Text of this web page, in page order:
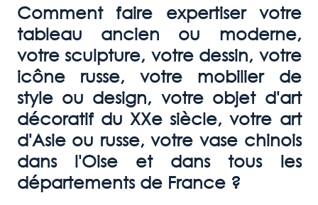
Comment faire expertiser votre
tableau ancien ou moderne,
votre sculpture, votre dessin, votre
icône russe, votre mobilier de
style ou design, votre objet d'art
décoratif du XXe siècle, votre art
d'Asie ou russe, votre vase chinois
dans l'Oise et dans tous les
départements de France ?